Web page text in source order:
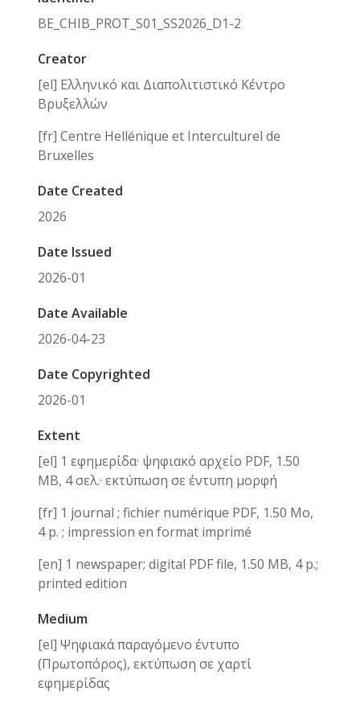
BE_CHIB_PROT_S01_SS2026_D1-2
Creator
[el] Ελληνικό και Διαπολιτιστικό Κέντρο
Βρυξελλών
[fr] Centre Hellénique et Interculturel de
Bruxelles
Date Created
2026
Date Issued
2026-01
Date Available
2026-04-23
Date Copyrighted
2026-01
Extent
[el] 1 εφημερίδα· ψηφιακό αρχείο PDF, 1.50
MB, 4 σελ.· εκτύπωση σε έντυπη μορφή
[fr] 1 journal ; fichier numérique PDF, 1.50 Mο,
4 p. ; impression en format imprimé
[en] 1 newspaper; digital PDF file, 1.50 MB, 4 p.;
printed edition
Medium
[el] Ψηφιακά παραγόμενο έντυπο
(Πρωτοπόρος), εκτύπωση σε χαρτί
εφημερίδας